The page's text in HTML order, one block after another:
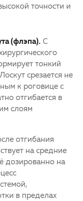
точности и
(флэпа). С
тонкий
срезается не
к роговице с
отгибается в
слоям
отгибания
на средние
дозированно на
в пределах